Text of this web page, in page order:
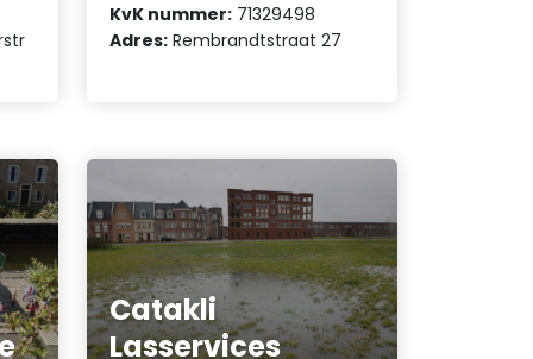
KvK nummer: 71329498
Adres: Rembrandtstraat 27
Catakli
Lasservices